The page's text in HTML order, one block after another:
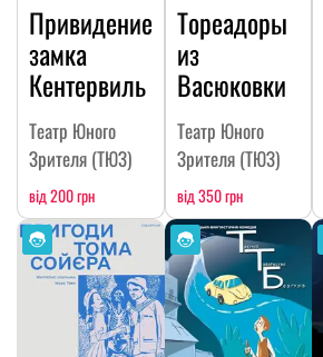
Привидение
замка
Кентервиль
Театр Юного
Зрителя (ТЮЗ)
від 200 грн
Тореадоры
из
Васюковки
Театр Юного
Зрителя (ТЮЗ)
від 350 грн